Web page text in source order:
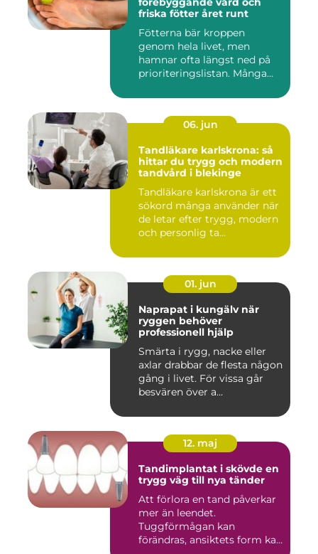
friska fötter året runt
Fötterna bär kroppen
genom hela livet, men
hamnar ofta längst ned på
prioriteringslistan. Många
06. jun
Tandläkare karlskrona: så
hittar du trygg och modern
tandvård i blekinge
Tandläkare karlskrona är ett
sökord många använder när
de letar efter trygg, modern
och personlig ta...
01. jun
Naprapat i kungälv när
ryggen behöver
professionell hjälp
Smärta i rygg, nacke eller
axlar drabbar de flesta någon
gång i livet. För vissa går
besvären över a...
12. maj
Tandimplantat i skövde en
trygg väg till nya tänder
Att förlora en tand påverkar
mer än leendet.
Tuggförmågan kan
förändras, ansiktets form kan